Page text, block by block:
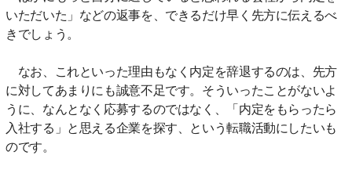
いただいた」などの返事を、できるだけ早く先方に伝えるべ
きでしょう。
なお、これといった理由もなく内定を辞退するのは、先方
に対してあまりにも誠意不足です。そういったことがないよ
うに、なんとなく応募するのではなく、「内定をもらったら
入社する」と思える企業を探す、という転職活動にしたいも
のです。